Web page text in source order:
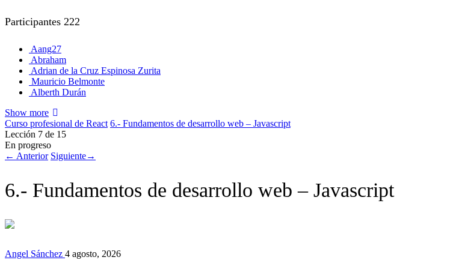
Participantes 222
Aang27
Abraham
Adrian de la Cruz Espinosa Zurita
Mauricio Belmonte
Alberth Durán
Show more
Curso profesional de React 6.- Fundamentos de desarrollo web – Javascript
Lección 7 de 15
En progreso
← Anterior Siguiente→
6.- Fundamentos de desarrollo web – Javascript
Angel Sánchez 4 agosto, 2026